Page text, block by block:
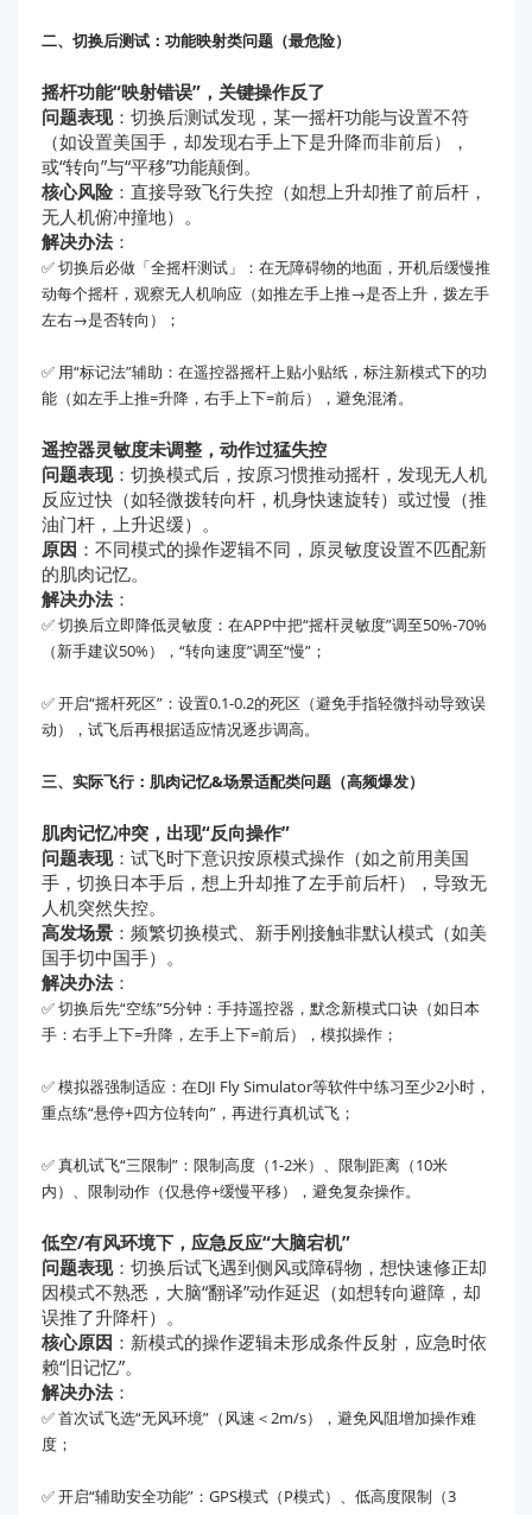
二、切换后测试：功能映射类问题（最危险）
摇杆功能“映射错误”，关键操作反了
问题表现：切换后测试发现，某一摇杆功能与设置不符
（如设置美国手，却发现右手上下是升降而非前后），
或“转向”与“平移”功能颠倒。
核心风险：直接导致飞行失控（如想上升却推了前后杆，
无人机俯冲撞地）。
解决办法：
✅ 切换后必做「全摇杆测试」：在无障碍物的地面，开机后缓慢推
动每个摇杆，观察无人机响应（如推左手上推→是否上升，拨左手
左右→是否转向）；
✅ 用“标记法”辅助：在遥控器摇杆上贴小贴纸，标注新模式下的功
能（如左手上推=升降，右手上下=前后），避免混淆。
遥控器灵敏度未调整，动作过猛失控
问题表现：切换模式后，按原习惯推动摇杆，发现无人机
反应过快（如轻微拨转向杆，机身快速旋转）或过慢（推
油门杆，上升迟缓）。
原因 ：不同模式的操作逻辑不同，原灵敏度设置不匹配新
的肌肉记忆。
解决办法：
✅ 切换后立即降低灵敏度：在APP中把“摇杆灵敏度”调至50%-70%
（新手建议50%），“转向速度”调至“慢”；
✅ 开启“摇杆死区”：设置0.1-0.2的死区（避免手指轻微抖动导致误
动），试飞后再根据适应情况逐步调高。
三、实际飞行：肌肉记忆&场景适配类问题（高频爆发）
肌肉记忆冲突，出现“反向操作”
问题表现：试飞时下意识按原模式操作（如之前用美国
手，切换日本手后，想上升却推了左手前后杆），导致无
人机突然失控。
高发场景 ：频繁切换模式、新手刚接触非默认模式（如美
国手切中国手）。
解决办法：
✅ 切换后先“空练”5分钟：手持遥控器，默念新模式口诀（如日本
手：右手上下=升降，左手上下=前后），模拟操作；
✅ 模拟器强制适应：在DJI Fly Simulator等软件中练习至少2小时，
重点练“悬停+四方位转向”，再进行真机试飞；
✅ 真机试飞“三限制”：限制高度（1-2米）、限制距离（10米
内）、限制动作（仅悬停+缓慢平移），避免复杂操作。
低空/有风环境下，应急反应“大脑宕机”
问题表现：切换后试飞遇到侧风或障碍物，想快速修正却
因模式不熟悉，大脑“翻译”动作延迟（如想转向避障，却
误推了升降杆）。
核心原因 ：新模式的操作逻辑未形成条件反射，应急时依
赖“旧记忆”。
解决办法：
✅ 首次试飞选“无风环境”（风速＜2m/s），避免风阻增加操作难
度；
✅ 开启“辅助安全功能”：GPS模式（P模式）、低高度限制（3